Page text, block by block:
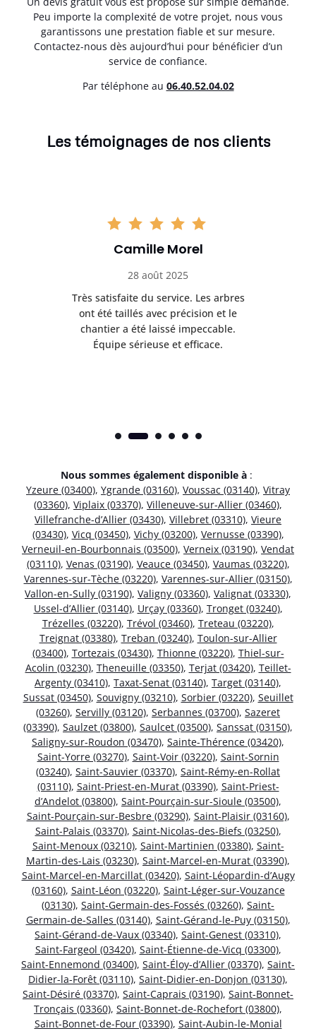
Peu importe la complexité de votre projet, nous vous
garantissons une prestation fiable et sur mesure.
Contactez-nous dès aujourd’hui pour bénéficier d’un
service de confiance.
Par téléphone au 06.40.52.04.02
Les témoignages de nos clients
Camille Morel
28 août 2025
Très satisfaite du service. Les arbres
ont été taillés avec précision et le
chantier a été laissé impeccable.
Équipe sérieuse et efficace.
Nous sommes également disponible à :
Yzeure (03400), Ygrande (03160), Voussac (03140), Vitray
(03360), Viplaix (03370), Villeneuve-sur-Allier (03460),
Villefranche-d’Allier (03430), Villebret (03310), Vieure
(03430), Vicq (03450), Vichy (03200), Vernusse (03390),
Verneuil-en-Bourbonnais (03500), Verneix (03190), Vendat
(03110), Venas (03190), Veauce (03450), Vaumas (03220),
Varennes-sur-Tèche (03220), Varennes-sur-Allier (03150),
Vallon-en-Sully (03190), Valigny (03360), Valignat (03330),
Ussel-d’Allier (03140), Urçay (03360), Tronget (03240),
Trézelles (03220), Trévol (03460), Treteau (03220),
Treignat (03380), Treban (03240), Toulon-sur-Allier
(03400), Tortezais (03430), Thionne (03220), Thiel-sur-
Acolin (03230), Theneuille (03350), Terjat (03420), Teillet-
Argenty (03410), Taxat-Senat (03140), Target (03140),
Sussat (03450), Souvigny (03210), Sorbier (03220), Seuillet
(03260), Servilly (03120), Serbannes (03700), Sazeret
(03390), Saulzet (03800), Saulcet (03500), Sanssat (03150),
Saligny-sur-Roudon (03470), Sainte-Thérence (03420),
Saint-Yorre (03270), Saint-Voir (03220), Saint-Sornin
(03240), Saint-Sauvier (03370), Saint-Rémy-en-Rollat
(03110), Saint-Priest-en-Murat (03390), Saint-Priest-
d’Andelot (03800), Saint-Pourçain-sur-Sioule (03500),
Saint-Pourçain-sur-Besbre (03290), Saint-Plaisir (03160),
Saint-Palais (03370), Saint-Nicolas-des-Biefs (03250),
Saint-Menoux (03210), Saint-Martinien (03380), Saint-
Martin-des-Lais (03230), Saint-Marcel-en-Murat (03390),
Saint-Marcel-en-Marcillat (03420), Saint-Léopardin-d’Augy
(03160), Saint-Léon (03220), Saint-Léger-sur-Vouzance
(03130), Saint-Germain-des-Fossés (03260), Saint-
Germain-de-Salles (03140), Saint-Gérand-le-Puy (03150),
Saint-Gérand-de-Vaux (03340), Saint-Genest (03310),
Saint-Fargeol (03420), Saint-Étienne-de-Vicq (03300),
Saint-Ennemond (03400), Saint-Éloy-d’Allier (03370), Saint-
Didier-la-Forêt (03110), Saint-Didier-en-Donjon (03130),
Saint-Désiré (03370), Saint-Caprais (03190), Saint-Bonnet-
Tronçais (03360), Saint-Bonnet-de-Rochefort (03800),
Saint-Bonnet-de-Four (03390), Saint-Aubin-le-Monial